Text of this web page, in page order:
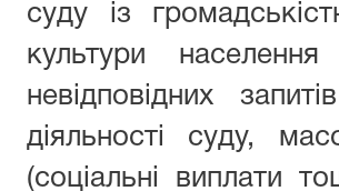
суду із
культури
невідповідних
діяльності суду,
(соціальні виплати